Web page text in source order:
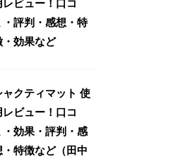
レビュー！口コ
・評判・感想・特
・効果など
ャクティマット 使
レビュー！口コ
・効果・評判・感
・特徴など（田中